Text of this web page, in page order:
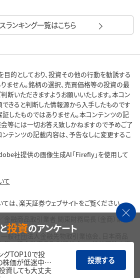
ランキング一覧はこちら
的としており、投資その他の行動を勧誘する
ません。銘柄の選択、売買価格等の投資の最
断いただきますようお願いいたします。本コン
きると判断した情報源から入手したものです
したものではありません。本コンテンツの記
等には一切お答え致しかねますので予めご了
ンテンツの記載内容は、予告なしに変更するこ
社提供の画像生成AI「Firefly」を使用して
て
は、楽天証券ウェブサイトをご覧ください。
金融商品取引業者 関東財務局長（金商）第195
一般社団法人金融先物取引業協会、日本商品
第二種金融商品取引業協会、一般社団法人資
投資のアンケート
グTOP10で投
株価が低迷中…
資しても大丈夫
投票する